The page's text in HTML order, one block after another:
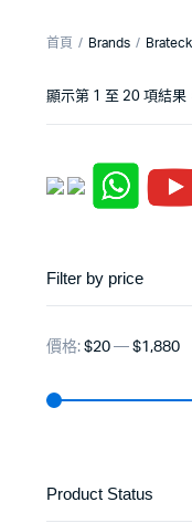
首頁 Brands Brateck
顯示第 1 至 20 項結果
Filter by price
價格: $20— $1,880
Product Status